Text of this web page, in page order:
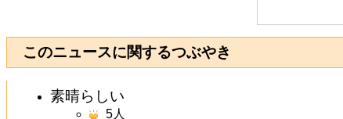
このニュースに関するつぶやき
素晴らしい
5人